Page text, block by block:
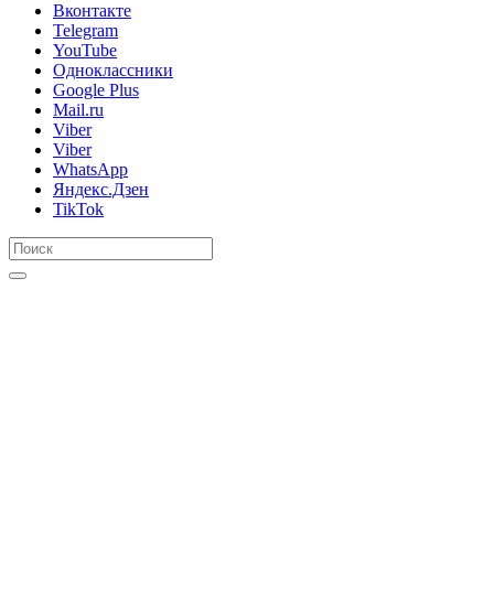
Вконтакте
Telegram
YouTube
Одноклассники
Google Plus
Mail.ru
Viber
Viber
WhatsApp
Яндекс.Дзен
TikTok